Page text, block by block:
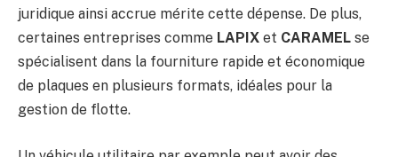
juridique ainsi accrue mérite cette dépense. De plus,
certaines entreprises comme LAPIX et CARAMEL se
spécialisent dans la fourniture rapide et économique
de plaques en plusieurs formats, idéales pour la
gestion de flotte.